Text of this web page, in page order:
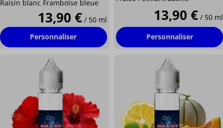
Raisin blanc Framboise bleue
13,90 € / 50 ml
Personnaliser
13,90 € / 50 ml
Personnaliser